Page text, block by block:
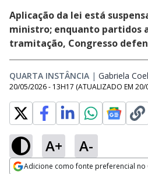
Aplicação da lei está
ministro; enquanto partidos
tramitação, Congresso
QUARTA INSTÂNCIA | Gabriela
20/05/2026 - 13H17 (ATUALIZADO EM 20/
A+ A-
Adicione como fonte preferencial no